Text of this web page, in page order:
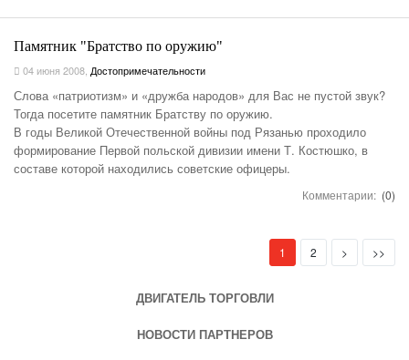
Памятник "Братство по оружию"
04 июня 2008 Достопримечательности
Слова «патриотизм» и «дружба народов» для Вас не пустой звук?
Тогда посетите памятник Братству по оружию.
В годы Великой Отечественной войны под Рязанью проходило
формирование Первой польской дивизии имени Т. Костюшко, в
составе которой находились советские офицеры.
Комментарии: (0)
1 (current)
2 > >>
ДВИГАТЕЛЬ ТОРГОВЛИ
НОВОСТИ ПАРТНЕРОВ